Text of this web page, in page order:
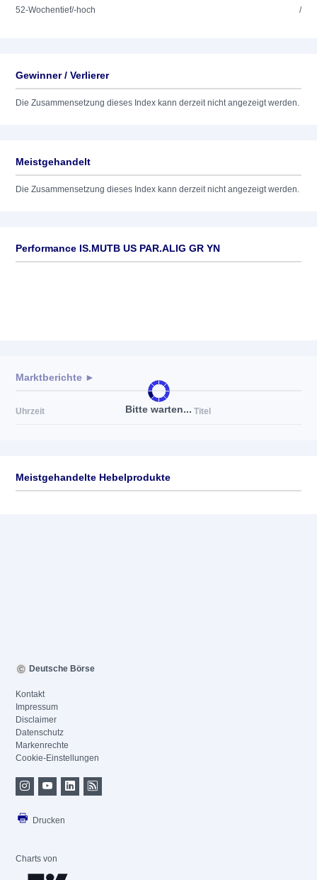
52-Wochentief/-hoch /
Gewinner / Verlierer
Die Zusammensetzung dieses Index kann derzeit nicht angezeigt werden.
Meistgehandelt
Die Zusammensetzung dieses Index kann derzeit nicht angezeigt werden.
Performance IS.MUTB US PAR.ALIG GR YN
Bitte warten...
Marktberichte ►
Uhrzeit Titel
Meistgehandelte Hebelprodukte
Deutsche Börse
Kontakt
Impressum
Disclaimer
Datenschutz
Markenrechte
Cookie-Einstellungen
Drucken
Charts von